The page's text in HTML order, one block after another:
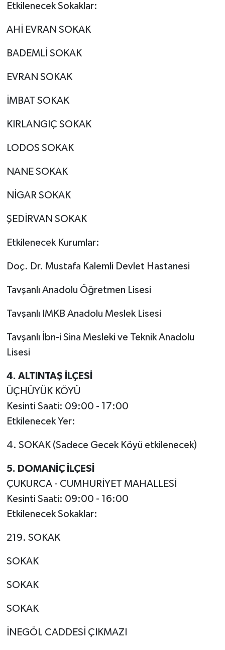
Etkilenecek Sokaklar:
AHİ EVRAN SOKAK
BADEMLİ SOKAK
EVRAN SOKAK
İMBAT SOKAK
KIRLANGIÇ SOKAK
LODOS SOKAK
NANE SOKAK
NİGAR SOKAK
ŞEDİRVAN SOKAK
Etkilenecek Kurumlar:
Doç. Dr. Mustafa Kalemli Devlet Hastanesi
Tavşanlı Anadolu Öğretmen Lisesi
Tavşanlı IMKB Anadolu Meslek Lisesi
Tavşanlı İbn-i Sina Mesleki ve Teknik Anadolu
Lisesi
4. ALTINTAŞ İLÇESİ
ÜÇHÜYÜK KÖYÜ
Kesinti Saati: 09:00 - 17:00
Etkilenecek Yer:
4. SOKAK (Sadece Gecek Köyü etkilenecek)
5. DOMANİÇ İLÇESİ
ÇUKURCA - CUMHURİYET MAHALLESİ
Kesinti Saati: 09:00 - 16:00
Etkilenecek Sokaklar:
219. SOKAK
SOKAK
SOKAK
SOKAK
İNEGÖL CADDESİ ÇIKMAZI